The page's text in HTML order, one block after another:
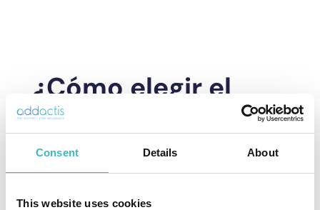
Consent Details About
This website uses cookies
¿Cómo elegir el
método adecuado
en el momento
adecuado?